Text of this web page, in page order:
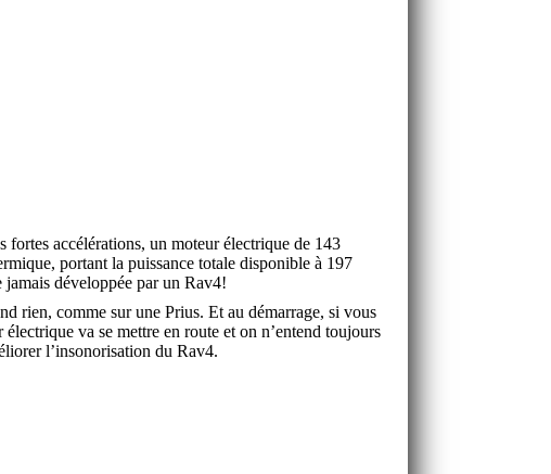
fortes accélérations, un moteur électrique de 143
portant la puissance totale disponible à 197
développée par un Rav4!
rien, comme sur une Prius. Et au démarrage, si vous
va se mettre en route et on n’entend toujours
l’insonorisation du Rav4.